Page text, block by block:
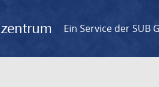
Ein Service der SUB